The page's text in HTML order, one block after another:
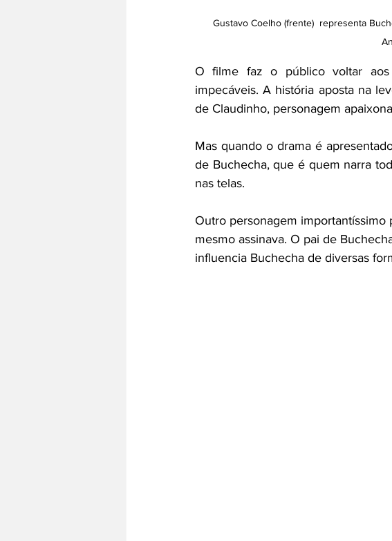
Gustavo Coelho (frente)  representa
O filme faz o público voltar aos
impecáveis. A história aposta na
de Claudinho, personagem
Mas quando o drama é
de Buchecha, que é quem narra
nas telas.
Outro personagem
mesmo assinava. O pai de
influencia Buchecha de diversas